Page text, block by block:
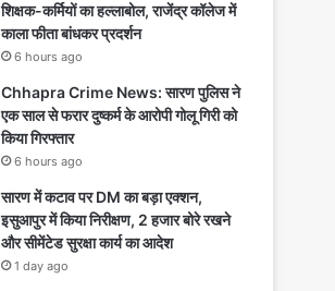
शिक्षक-कर्मियों का हल्लाबोल, राजेंद्र कॉलेज में
काला फीता बांधकर प्रदर्शन
6 hours ago
Chhapra Crime News: सारण पुलिस ने
एक साल से फरार दुष्कर्म के आरोपी गोलू गिरी को
किया गिरफ्तार
6 hours ago
सारण में कटाव पर DM का बड़ा एक्शन,
इसुआपुर में किया निरीक्षण, 2 हजार बोरे रखने
और सीमेंटेड सुरक्षा कार्य का आदेश
1 day ago